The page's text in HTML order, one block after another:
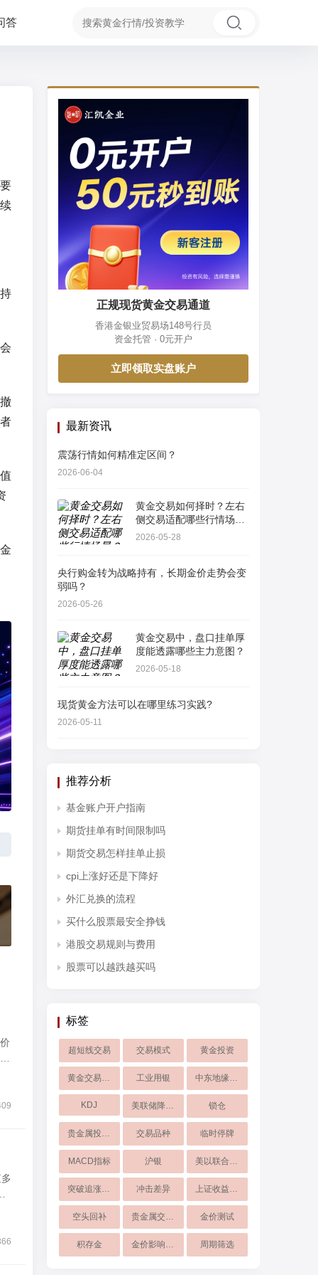
答
正规现货黄金交易通道
香港金银业贸易场148号行员
资金托管 · 0元开户
立即领取实盘账户
最新资讯
震荡行情如何精准定区间？
2026-06-04
黄金交易如何择时？左右
侧交易适配哪些行情场
景？
2026-05-28
央行购金转为战略持有，长期金价走势会变
弱吗？
2026-05-26
黄金交易中，盘口挂单厚
度能透露哪些主力意图？
2026-05-18
现货黄金方法可以在哪里练习实践?
2026-05-11
推荐分析
基金账户开户指南
期货挂单有时间限制吗
期货交易怎样挂单止损
cpi上涨好还是下降好
外汇兑换的流程
买什么股票最安全挣钱
港股交易规则与费用
股票可以越跌越买吗
标签
超短线交易 交易模式 黄金投资
黄金交易平台 工业用银 中东地缘风险
KDJ 美联储降息预期 锁仓
贵金属投资解读 交易品种 临时停牌
MACD指标 沪银 美以联合打击伊朗
突破追涨操作 冲击差异 上证收益指数
空头回补 贵金属交易公司 金价测试
积存金 金价影响有限 周期筛选